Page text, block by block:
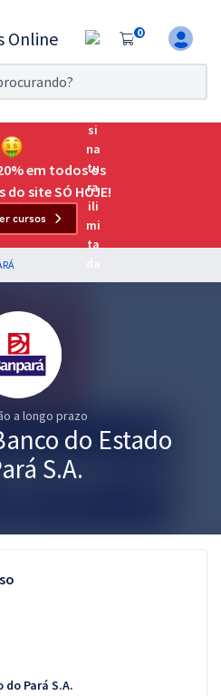
0
por 7 dias!
o Exame da
as principais
em todos os
site SÓ HOJE!
cursos
a longo prazo
do Estado
S.A.
do Pará S.A.